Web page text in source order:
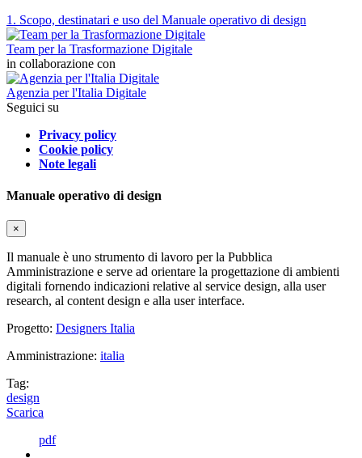
1. Scopo, destinatari e uso del Manuale operativo di design
Team per la Trasformazione Digitale
in collaborazione con
Agenzia per l'Italia Digitale
Seguici su
Privacy policy
Cookie policy
Note legali
Manuale operativo di design
×
Il manuale è uno strumento di lavoro per la Pubblica
Amministrazione e serve ad orientare la progettazione di ambienti
digitali fornendo indicazioni relative al service design, alla user
research, al content design e alla user interface.
Progetto: Designers Italia
Amministrazione: italia
Tag:
design
Scarica
pdf